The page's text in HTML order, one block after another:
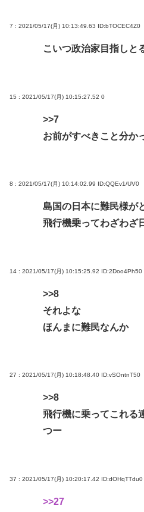
7 : 2021/05/17(月) 10:13:49.63 ID:bTOCEC4Z0
こいつ政治家目指しと
15 : 2021/05/17(月) 10:15:27.52 0
>>7
お前がすべきこと分か
8 : 2021/05/17(月) 10:14:02.99 ID:QQEv1/UV0
島国の日本に難民様が
飛行機乗ってわざわざ
14 : 2021/05/17(月) 10:15:25.92 ID:2Doo4Ph50
>>8
それよな
ほんまに難民なんか
27 : 2021/05/17(月) 10:18:48.40 ID:vSOntnT50
>>8
飛行機に乗ってこれる
つー
37 : 2021/05/17(月) 10:20:17.42 ID:dOHqTTdu0
>>27